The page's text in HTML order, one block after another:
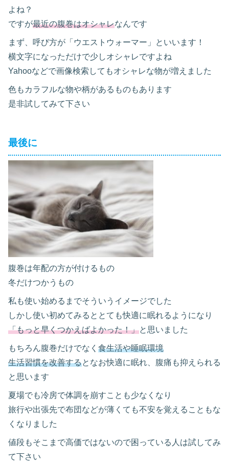
よね？
ですが最近の腹巻はオシャレなんです
まず、呼び方が「ウエストウォーマー」といいます！
横文字になっただけで少しオシャレですよね
Yahooなどで画像検索してもオシャレな物が増えました
色もカラフルな物や柄があるものもあります
是非試してみて下さい
最後に
腹巻は年配の方が付けるもの
冬だけつかうもの
私も使い始めるまでそういうイメージでした
しかし使い初めてみるととても快適に眠れるようになり
「もっと早くつかえばよかった！」と思いました
もちろん腹巻だけでなく 食生活や睡眠環境
生活習慣を改善するとなお快適に眠れ、腹痛も抑えられる
と思います
夏場でも冷房で体調を崩すことも少なくなり
旅行や出張先で布団などが薄くても不安を覚えることもな
くなりました
値段もそこまで高価ではないので困っている人は試してみ
て下さい